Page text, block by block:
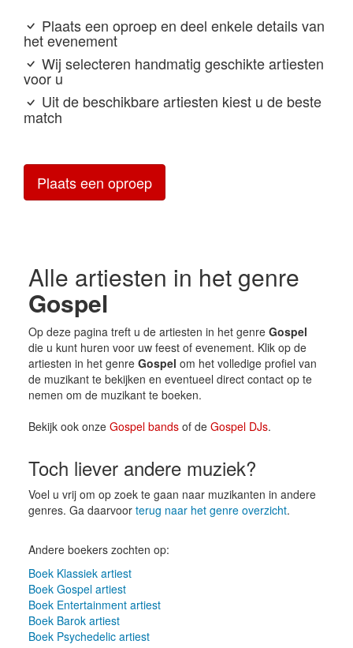
Plaats een oproep en deel enkele details van
het evenement
Wij selecteren handmatig geschikte artiesten
voor u
Uit de beschikbare artiesten kiest u de beste
match
Plaats een oproep
Alle artiesten in het genre
Gospel
Op deze pagina treft u de artiesten in het genre Gospel
die u kunt huren voor uw feest of evenement. Klik op de
artiesten in het genre Gospel om het volledige profiel van
de muzikant te bekijken en eventueel direct contact op te
nemen om de muzikant te boeken.
Bekijk ook onze Gospel bandsof de Gospel DJs.
Toch liever andere muziek?
Voel u vrij om op zoek te gaan naar muzikanten in andere
genres. Ga daarvoor terug naar het genre overzicht.
Andere boekers zochten op:
Boek Klassiek artiest
Boek Gospel artiest
Boek Entertainment artiest
Boek Barok artiest
Boek Psychedelic artiest